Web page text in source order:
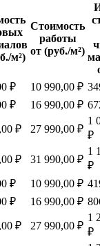
м²)
Стоимость
работы
от (руб./м²)
₽ 10 990,00 ₽
₽ 16 990,00 ₽
₽ 27 990,00 ₽
1
₽
₽ 31 990,00 ₽
1
₽
₽ 10 990,00 ₽
₽ 16 990,00 ₽
₽ 27 990,00 ₽
1
₽